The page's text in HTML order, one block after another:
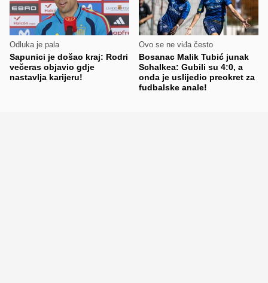
Odluka je pala
Sapunici je došao kraj: Rodri
večeras objavio gdje
nastavlja karijeru!
Ovo se ne viđa često
Bosanac Malik Tubić junak
Schalkea: Gubili su 4:0, a
onda je uslijedio preokret za
fudbalske anale!